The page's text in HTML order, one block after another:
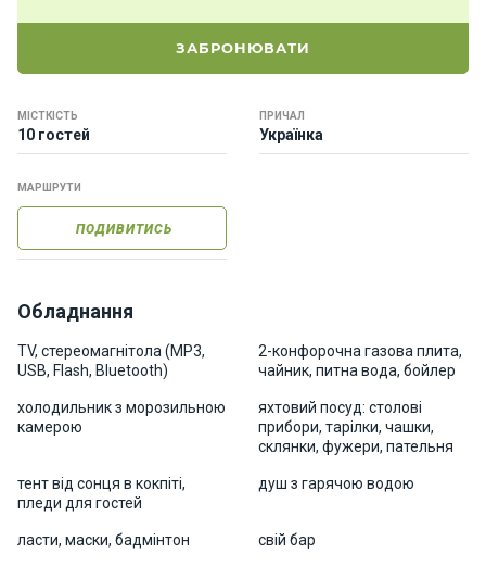
ЗАБРОНЮВАТИ
МІСТКІСТЬ
10 гостей
ПРИЧАЛ
Українка
МАРШРУТИ
ПОДИВИТИСЬ
Обладнання
TV, стереомагнітола (MP3,
USB, Flash, Bluetooth)
2-конфорочна газова плита,
чайник, питна вода, бойлер
холодильник з морозильною
камерою
яхтовий посуд: столові
прибори, тарілки, чашки,
склянки, фужери, пательня
тент від сонця в кокпіті,
пледи для гостей
душ з гарячою водою
ласти, маски, бадмінтон свій бар
і
К
а
е
р
и
Про
нас
Програ
відпочи